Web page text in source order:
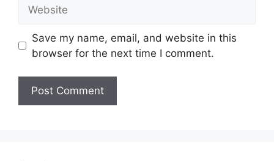
Save my name, email, and website in this
browser for the next time I comment.